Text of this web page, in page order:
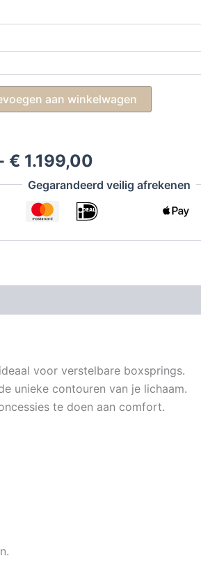
aan winkelwagen
€ 1.199,00
€ 999,00
tot
€ 1.199,00
Gegarandeerd veilig afrekenen
voor verstelbare boxsprings.
unieke contouren van je lichaam.
te doen aan comfort.